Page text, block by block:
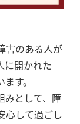
害のある人が
に開かれた
す。
みとして、障
心して過ごし